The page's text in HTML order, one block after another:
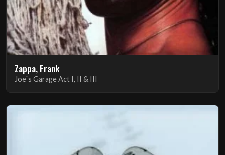
Zappa, Frank
Joe`s Garage Act I, II & III